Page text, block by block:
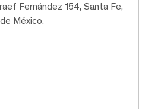
Fernández 154, Santa Fe,
México.